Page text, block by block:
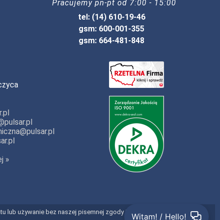
Pracujemy pn-pt od 7:00 - 15:00
tel: (14) 610-19-46
gsm: 600-001-355
gsm: 664-481-848
»
lub używanie bez naszej pisemnej zgody jest prawnie zabronione.
Witam! / Hello!